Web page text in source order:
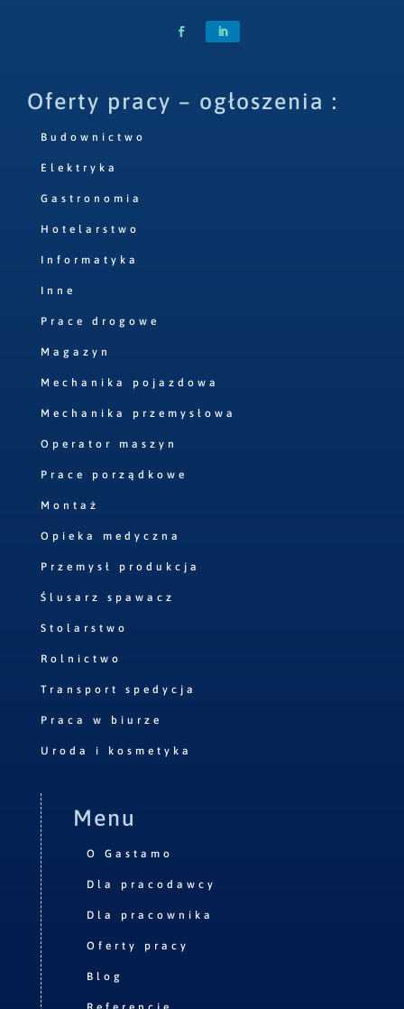
Oferty pracy – ogłoszenia :
Budownictwo
Elektryka
Gastronomia
Hotelarstwo
Informatyka
Inne
Prace drogowe
Magazyn
Mechanika pojazdowa
Mechanika przemysłowa
Operator maszyn
Prace porządkowe
Montaż
Opieka medyczna
Przemysł produkcja
Ślusarz spawacz
Stolarstwo
Rolnictwo
Transport spedycja
Praca w biurze
Uroda i kosmetyka
Menu
O Gastamo
Dla pracodawcy
Dla pracownika
Oferty pracy
Blog